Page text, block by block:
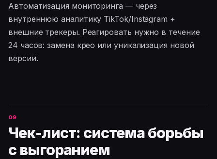
Автоматизация мониторинга — через
внутреннюю аналитику TikTok/Instagram +
внешние трекеры. Реагировать нужно в течение
24 часов: замена крео или уникализация новой
версии.
Чек-лист: система борьбы
с выгоранием